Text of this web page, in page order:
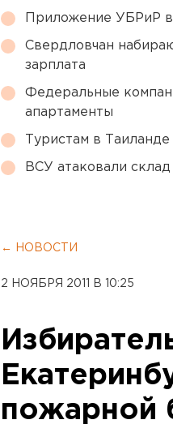
Приложение УБРиР
Свердловчан
зарплата
Федеральные
апартаменты
Туристам в
ВСУ атаковали
← НОВОСТИ
2 НОЯБРЯ 2011 В 10:25
пожарной